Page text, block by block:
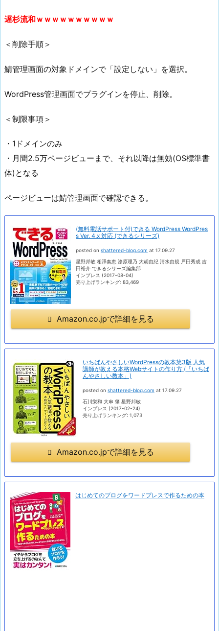
遅杉流和ｗｗｗｗｗｗｗｗｗｗ
＜削除手順＞
鯖管理画面の対象ドメインで「設定しない」を選択。
WordPress管理画面でプラグインを停止、削除。
＜制限事項＞
・1ドメインのみ
・月間2.5万ページビューまで、それ以降は無効(OS標準書
体)となる
ページビューは鯖管理画面で確認できる。
(無料電話サポート付)できる WordPress WordPres
s Ver. 4.x 対応 (できるシリーズ)
posted on shattered-blog.com at 17.09.27
星野邦敏 相澤奏恵 漆原理乃 大胡由紀 清水由規 戸田秀成 吉
田裕介 できるシリーズ編集部
インプレス (2017-08-04)
売り上げランキング: 83,469
Amazon.co.jpで詳細を見る
いちばんやさしいWordPressの教本第3版 人気
講師が教える本格Webサイトの作り方 (「いちば
んやさしい教本」)
posted on shattered-blog.com at 17.09.27
石川栄和 大串 肇 星野邦敏
インプレス (2017-02-24)
売り上げランキング: 1,073
Amazon.co.jpで詳細を見る
はじめてのブログをワードプレスで作るための本